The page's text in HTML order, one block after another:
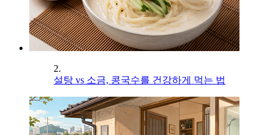
2.
설탕 vs 소금, 콩국수를 건강하게 먹는 법